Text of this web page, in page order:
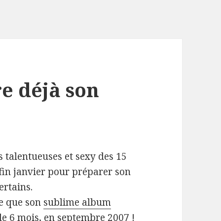
déjà son
talentueuses et sexy des 15
janvier pour préparer son
que son sublime album
6 mois, en septembre 2007 !